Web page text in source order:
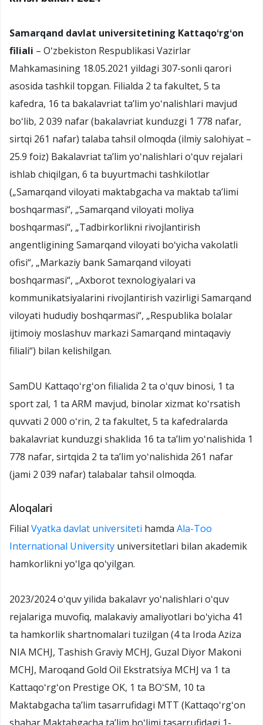
Samarqand davlat universitetining Kattaqoʻrgʻon
filiali – Oʻzbekiston Respublikasi Vazirlar
Mahkamasining 18.05.2021 yildagi 307-sonli qarori
asosida tashkil topgan. Filialda 2 ta fakultet, 5 ta
kafedra, 16 ta bakalavriat taʼlim yoʻnalishlari mavjud
boʻlib, 2 039 nafar (bakalavriat kunduzgi 1 778 nafar,
sirtqi 261 nafar) talaba tahsil olmoqda (ilmiy salohiyat –
25.9 foiz) Bakalavriat taʼlim yoʻnalishlari oʻquv rejalari
ishlab chiqilgan, 6 ta buyurtmachi tashkilotlar
(„Samarqand viloyati maktabgacha va maktab taʼlimi
boshqarmasi“, „Samarqand viloyati moliya
boshqarmasi“, „Tadbirkorlikni rivojlantirish
angentligining Samarqand viloyati boʻyicha vakolatli
ofisi“, „Markaziy bank Samarqand viloyati
boshqarmasi“, „Axborot texnologiyalari va
kommunikatsiyalarini rivojlantirish vazirligi Samarqand
viloyati hududiy boshqarmasi“, „Respublika bolalar
ijtimoiy moslashuv markazi Samarqand mintaqaviy
filiali“) bilan kelishilgan.
SamDU Kattaqoʻrgʻon filialida 2 ta oʻquv binosi, 1 ta
sport zal, 1 ta ARM mavjud, binolar xizmat koʻrsatish
quvvati 2 000 oʻrin, 2 ta fakultet, 5 ta kafedralarda
bakalavriat kunduzgi shaklida 16 ta taʼlim yoʻnalishida 1
778 nafar, sirtqida 2 ta taʼlim yoʻnalishida 261 nafar
(jami 2 039 nafar) talabalar tahsil olmoqda.
Aloqalari
Filial Vyatka davlat universiteti hamda Ala-Too
International University universitetlari bilan akademik
hamkorlikni yoʻlga qoʻyilgan.
2023/2024 oʻquv yilida bakalavr yoʻnalishlari oʻquv
rejalariga muvofiq, malakaviy amaliyotlari boʻyicha 41
ta hamkorlik shartnomalari tuzilgan (4 ta Iroda Aziza
NIA MCHJ, Tashish Graviy MCHJ, Guzal Diyor Makoni
MCHJ, Maroqand Gold Oil Ekstratsiya MCHJ va 1 ta
Kattaqoʻrgʻon Prestige OK, 1 ta BOʻSM, 10 ta
Maktabgacha taʼlim tasarrufidagi MTT (Kattaqoʻrgʻon